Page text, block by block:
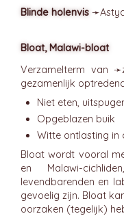
Blinde holenvis ➛
Bloat, Malawi-bloat
Verzamelterm van ➛
gezamenlijk
Niet eten,
Opgeblazen buik
Witte ontlasting in
Bloat wordt vooral
en Malawi-
levendbarenden en
gevoelig zijn. Bloat
oorzaken (tegelijk)